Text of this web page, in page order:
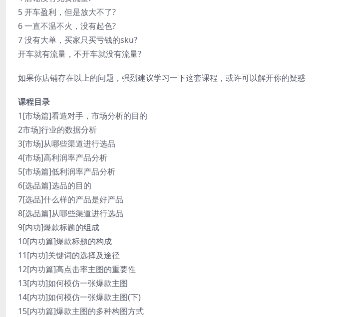
5 开车盈利，但是放大不了?
6 一直不温不火，没有起色?
7 没有大单，买家只买亏钱的sku?
开车就有流量，不开车就没有流量?
如果你店铺存在以上的问题，强烈建议学习一下这套课程，或许可以解开你的疑惑
课程目录
1[市场篇]看造对手，市场分析的目的
2市场]行业的数据分析
3[市场]从哪些渠道进行选品
4[市场]高利润率产品分析
5[市场篇]低利润率产品分析
6[选品篇]选品的目的
7[选品]什么样的产品是好产品
8[选品篇]从哪些渠道进行选品
9[内功]爆款标题的组成
10[内功篇]爆款标题的构成
11[内功]关键词的选择及途径
12[内功篇]高点击率主图的重要性
13[内功]如何模仿一张爆款主图
14[内功]如何模仿一张爆款主图(下)
15[内功篇]爆款主图的多种构图方式